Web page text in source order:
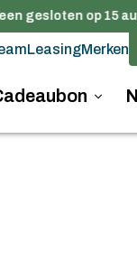
gesloten op 15
LeasingMerken